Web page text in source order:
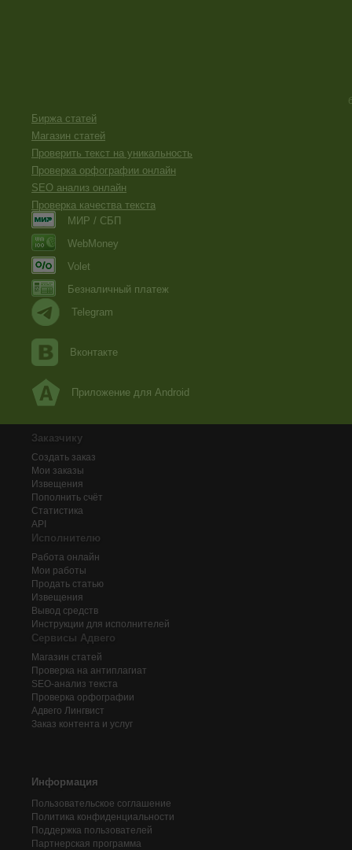
Биржа статей
Магазин статей
Проверить текст на уникальность
Проверка орфографии онлайн
SEO анализ онлайн
Проверка качества текста
МИР / СБП
WebMoney
Volet
Безналичный платеж
Telegram
Вконтакте
Приложение для Android
Заказчику
Создать заказ
Мои заказы
Извещения
Пополнить счёт
Статистика
API
Исполнителю
Работа онлайн
Мои работы
Продать статью
Извещения
Вывод средств
Инструкции для исполнителей
Сервисы Адвего
Магазин статей
Проверка на антиплагиат
SEO-анализ текста
Проверка орфографии
Адвего Лингвист
Заказ контента и услуг
Информация
Пользовательское соглашение
Политика конфиденциальности
Поддержка пользователей
Партнерская программа